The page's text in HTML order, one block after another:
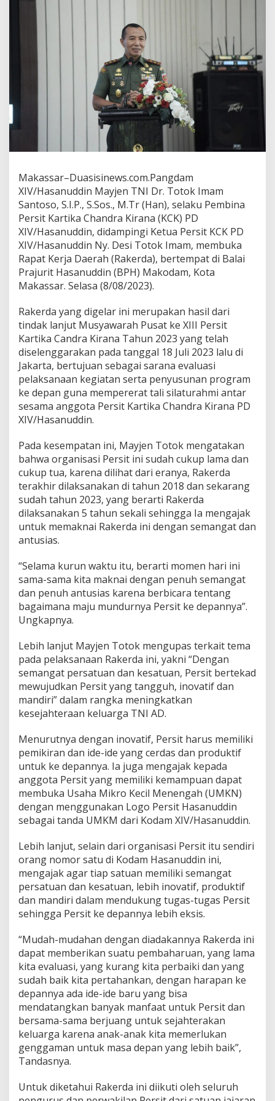
Makassar–Duasisinews.com.Pangdam
XIV/Hasanuddin Mayjen TNI Dr. Totok Imam
Santoso, S.I.P., S.Sos., M.Tr (Han), selaku Pembina
Persit Kartika Chandra Kirana (KCK) PD
XIV/Hasanuddin, didampingi Ketua Persit KCK PD
XIV/Hasanuddin Ny. Desi Totok Imam, membuka
Rapat Kerja Daerah (Rakerda), bertempat di Balai
Prajurit Hasanuddin (BPH) Makodam, Kota
Makassar. Selasa (8/08/2023).
Rakerda yang digelar ini merupakan hasil dari
tindak lanjut Musyawarah Pusat ke XIII Persit
Kartika Candra Kirana Tahun 2023 yang telah
diselenggarakan pada tanggal 18 Juli 2023 lalu di
Jakarta, bertujuan sebagai sarana evaluasi
pelaksanaan kegiatan serta penyusunan program
ke depan guna mempererat tali silaturahmi antar
sesama anggota Persit Kartika Chandra Kirana PD
XIV/Hasanuddin.
Pada kesempatan ini, Mayjen Totok mengatakan
bahwa organisasi Persit ini sudah cukup lama dan
cukup tua, karena dilihat dari eranya, Rakerda
terakhir dilaksanakan di tahun 2018 dan sekarang
sudah tahun 2023, yang berarti Rakerda
dilaksanakan 5 tahun sekali sehingga Ia mengajak
untuk memaknai Rakerda ini dengan semangat dan
antusias.
“Selama kurun waktu itu, berarti momen hari ini
sama-sama kita maknai dengan penuh semangat
dan penuh antusias karena berbicara tentang
bagaimana maju mundurnya Persit ke depannya”.
Ungkapnya.
Lebih lanjut Mayjen Totok mengupas terkait tema
pada pelaksanaan Rakerda ini, yakni “Dengan
semangat persatuan dan kesatuan, Persit bertekad
mewujudkan Persit yang tangguh, inovatif dan
mandiri” dalam rangka meningkatkan
kesejahteraan keluarga TNI AD.
Menurutnya dengan inovatif, Persit harus memiliki
pemikiran dan ide-ide yang cerdas dan produktif
untuk ke depannya. Ia juga mengajak kepada
anggota Persit yang memiliki kemampuan dapat
membuka Usaha Mikro Kecil Menengah (UMKN)
dengan menggunakan Logo Persit Hasanuddin
sebagai tanda UMKM dari Kodam XIV/Hasanuddin.
Lebih lanjut, selain dari organisasi Persit itu sendiri
orang nomor satu di Kodam Hasanuddin ini,
mengajak agar tiap satuan memiliki semangat
persatuan dan kesatuan, lebih inovatif, produktif
dan mandiri dalam mendukung tugas-tugas Persit
sehingga Persit ke depannya lebih eksis.
“Mudah-mudahan dengan diadakannya Rakerda ini
dapat memberikan suatu pembaharuan, yang lama
kita evaluasi, yang kurang kita perbaiki dan yang
sudah baik kita pertahankan, dengan harapan ke
depannya ada ide-ide baru yang bisa
mendatangkan banyak manfaat untuk Persit dan
bersama-sama berjuang untuk sejahterakan
keluarga karena anak-anak kita memerlukan
genggaman untuk masa depan yang lebih baik”,
Tandasnya.
Untuk diketahui Rakerda ini diikuti oleh seluruh